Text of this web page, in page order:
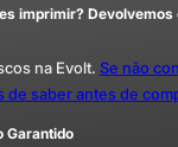
imprimir? Devolvemos
na Evolt. Se não
de saber antes de
Garantido